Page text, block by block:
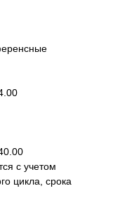
с учетом
цикла, срока